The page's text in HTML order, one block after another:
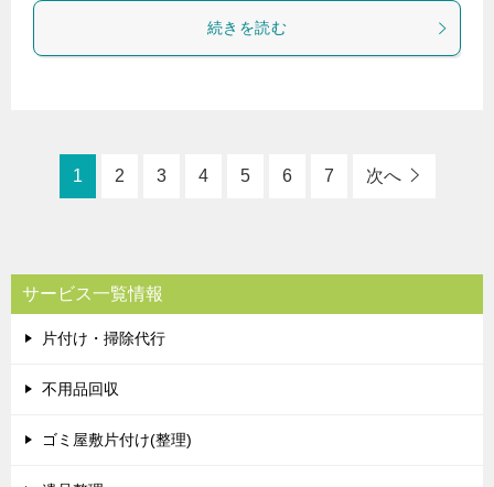
続きを読む
1 2 3 4 5 6 7 次へ
サービス一覧情報
片付け・掃除代行
不用品回収
ゴミ屋敷片付け(整理)